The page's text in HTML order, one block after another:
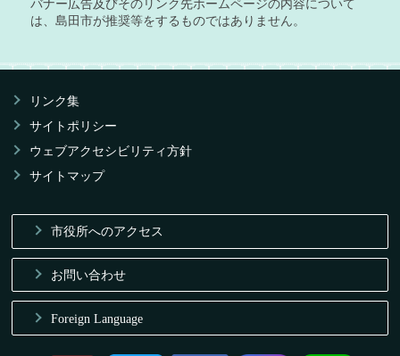
バナー広告及びそのリンク先ホームページの内容について
は、島田市が推奨等をするものではありません。
リンク集
サイトポリシー
ウェブアクセシビリティ方針
サイトマップ
市役所へのアクセス
お問い合わせ
Foreign Language